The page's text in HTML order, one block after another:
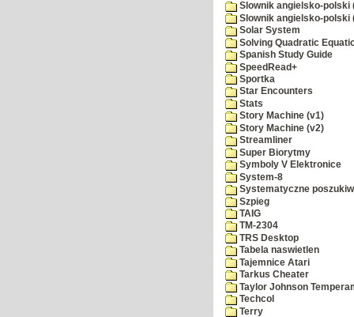
Slownik angielsko-polski
Slownik angielsko-polski
Solar System
Solving Quadratic
Spanish Study Guide
SpeedRead+
Sportka
Star Encounters
Stats
Story Machine (v1)
Story Machine (v2)
Streamliner
Super Biorytmy
Symboly V Elektronice
System-8
Systematyczne
Szpieg
TAIG
TM-2304
TRS Desktop
Tabela naswietlen
Tajemnice Atari
Tarkus Cheater
Taylor Johnson
Techcol
Terry